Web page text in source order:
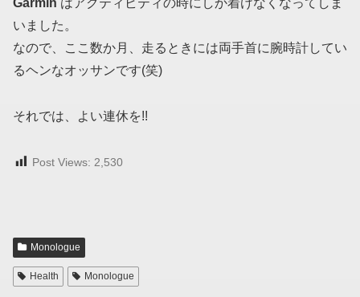
Garmin はアクティビティの時にしか着けなくなってしま
いました。
なので、ここ数か月、走るときには両手首に腕時計してい
るヘンなオッサンです(笑)
それでは、よい連休を!!
Post Views: 2,530
Monologue
Health Monologue